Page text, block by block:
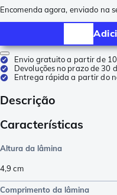
Encomenda agora, enviado na
Envio gratuito a partir de
Devoluções no prazo de 30
Entrega rápida a partir do
Descrição
Características
Altura da lâmina
4,9 cm
Comprimento da lâmina